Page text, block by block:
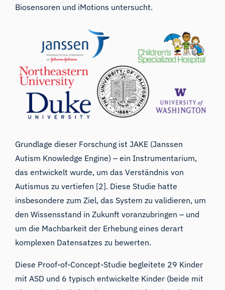
Biosensoren und iMotions untersucht.
Grundlage dieser Forschung ist JAKE (Janssen
Autism Knowledge Engine) – ein Instrumentarium,
das entwickelt wurde, um das Verständnis von
Autismus zu vertiefen [2]. Diese Studie hatte
insbesondere zum Ziel, das System zu validieren, um
den Wissensstand in Zukunft voranzubringen – und
um die Machbarkeit der Erhebung eines derart
komplexen Datensatzes zu bewerten.
Diese Proof-of-Concept-Studie begleitete 29 Kinder
mit ASD und 6 typisch entwickelte Kinder (beide mit